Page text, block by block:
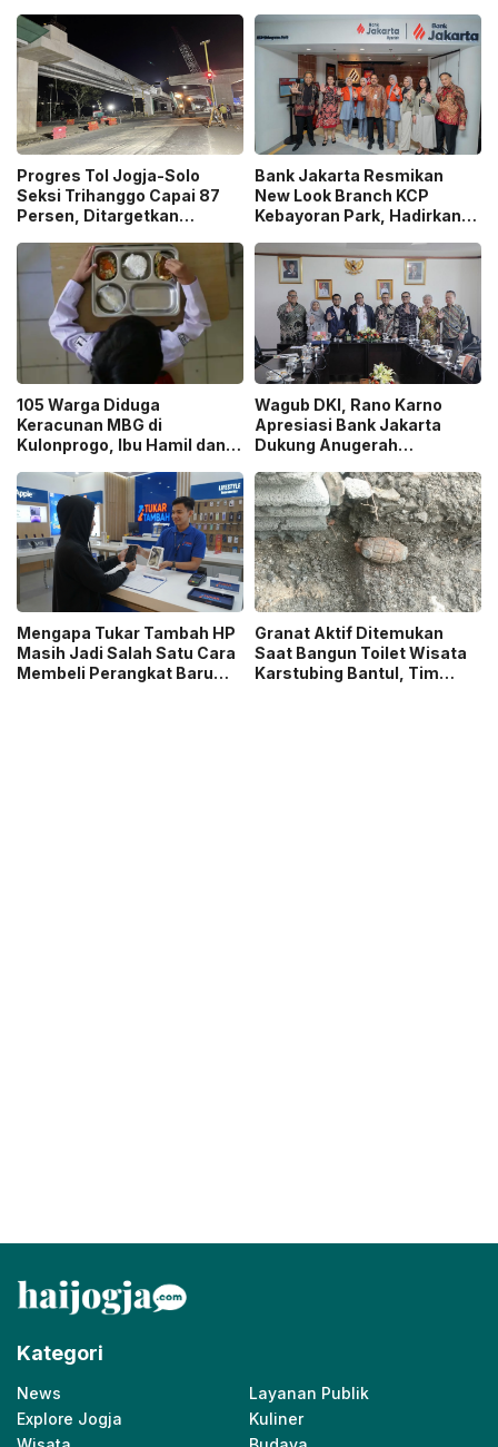
Progres Tol Jogja-Solo
Seksi Trihanggo Capai 87
Persen, Ditargetkan
Bawen Agustus 2026
Bank Jakarta Resmikan
New Look Branch KCP
Kebayoran Park, Hadirkan
Modern
105 Warga Diduga
Keracunan MBG di
Kulonprogo, Ibu Hamil dan
Terdampak
Wagub DKI, Rano Karno
Apresiasi Bank Jakarta
Dukung Anugerah
Dorong Karya Berkualitas
Sambut 5 Abad Jakarta
Mengapa Tukar Tambah HP
Masih Jadi Salah Satu Cara
Membeli Perangkat Baru
Granat Aktif Ditemukan
Saat Bangun Toilet Wisata
Karstubing Bantul, Tim
Kategori
News
Layanan Publik
Explore Jogja
Kuliner